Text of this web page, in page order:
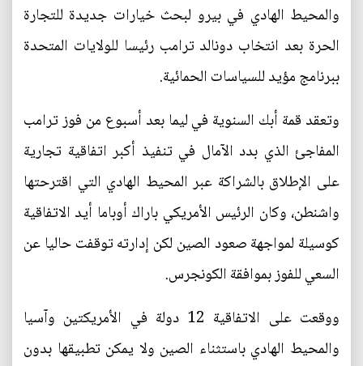
والمحيط الهادي في بيرو لبحث خيارات جديدة للتجارة
الحرة بعد انتخاب دونالد ترامب رئيسا للولايات المتحدة
ببرنامج مؤيد للسياسات الحمائية.
وتعقد قمة أبك السنوية في ليما بعد أسبوع من فوز ترامب
المفاجئ الذي بدد الآمال في تنفيذ أكبر اتفاقية تجارية
على الإطلاق بالشراكة عبر المحيط الهادي التي اقترحتها
واشنطن، وكان الرئيس الأمريكي باراك أوباما أيد الاتفاقية
كوسيلة لمواجهة صعود الصين لكن إدارته توقفت حاليا عن
السعي للفوز بموافقة الكونجرس.
ووقعت على الاتفاقية 12 دولة في الأمريكتين وآسيا
والمحيط الهادي باستثناء الصين ولا يمكن تطبيقها بدون